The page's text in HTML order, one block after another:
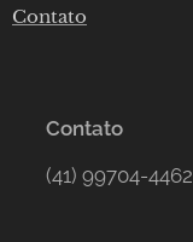
Contato
Contato
(41) 99704-4462